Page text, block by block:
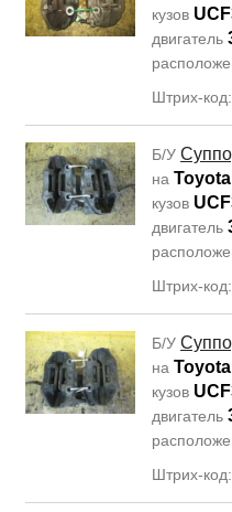
кузов
двигатель
Штрих-
Б/У
на
кузов
двигатель
Штрих-
Б/У
на
кузов
двигатель
Штрих-